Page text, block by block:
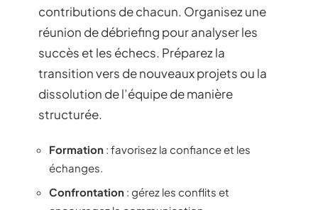
contributions de chacun. Organisez une
réunion de débriefing pour analyser les
succès et les échecs. Préparez la
transition vers de nouveaux projets ou la
dissolution de l’équipe de manière
structurée.
Formation : favorisez la confiance et les
échanges.
Confrontation : gérez les conflits et